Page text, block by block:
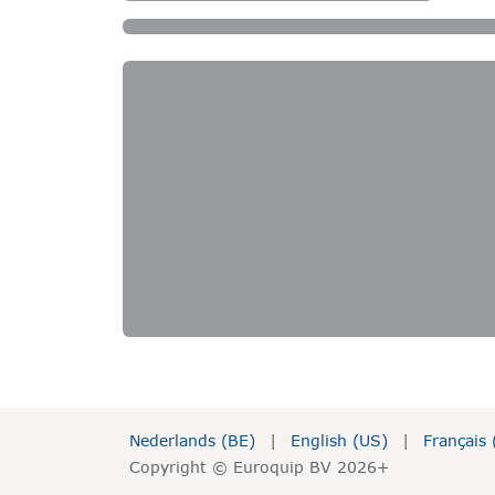
Copyright © Euroquip BV 2026+
Nederlands (BE) | English (US) | Français